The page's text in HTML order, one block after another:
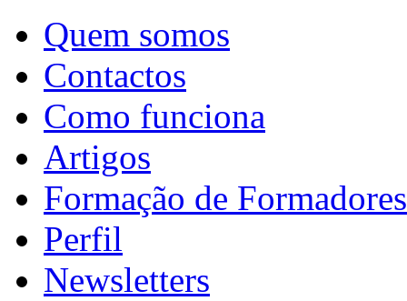
Quem somos
Contactos
Como funciona
Artigos
Formação de Formadores
Perfil
Newsletters